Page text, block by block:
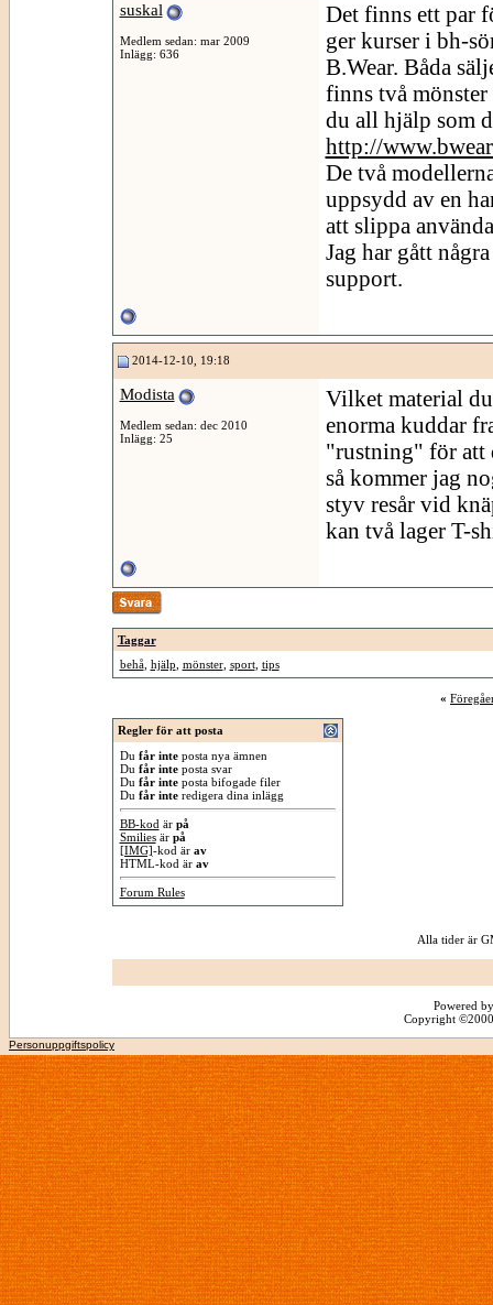
suskal
Medlem sedan: mar 2009
Inlägg: 636
Det finns ett par
ger kurser i bh-
B.Wear. Båda
finns två
du all hjälp som
http://
De två
uppsydd av en
att slippa
Jag har gått
support.
2014-12-10, 19:18
Modista
Medlem sedan: dec 2010
Inlägg: 25
Vilket material
enorma kuddar
"rustning" för att
så kommer jag
styv resår vid
kan två lager T-
Taggar
behå, hjälp mönster, sport, tips
«
Regler för att posta
Du får inteposta nya ämnen
Du får inteposta svar
Du får inteposta bifogade filer
Du får interedigera dina inlägg
BB-kod är på
Smiliesär på
[IMG]-kod är av
HTML-kod är av
Forum Rules
Alla tider är
Powered
Copyright
Personuppgiftspolicy